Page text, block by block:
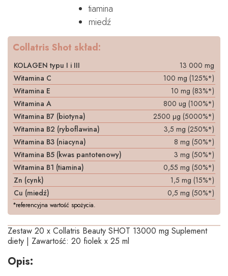
tiamina
miedź
Collatris Shot skład:
KOLAGEN typu I i III
13 000 mg
Witamina C
100 mg (125%*)
Witamina E
10 mg (83%*)
Witamina A
800 ug (100%*)
Witamina B7 (biotyna)
2500 μg (5000%*)
Witamina B2 (ryboflawina)
3,5 mg (250%*)
Witamina B3 (niacyna)
8 mg (50%*)
Witamina B5 (kwas pantotenowy)
3 mg (50%*)
Witamina B1 (tiamina)
0,55 mg (50%*)
Zn (cynk)
1,5 mg (15%*)
Cu (miedź)
0,5 mg (50%*)
*referencyjna wartość spożycia.
Zestaw 20 x Collatris Beauty SHOT 13000 mg Suplement
diety | Zawartość: 20 fiolek x 25 ml
Opis: